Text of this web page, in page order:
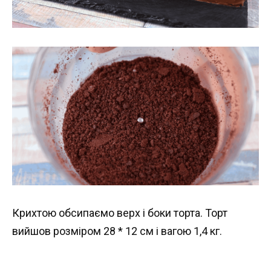
Крихтою обсипаємо верх і боки торта. Торт
вийшов розміром 28 * 12 см і вагою 1,4 кг.